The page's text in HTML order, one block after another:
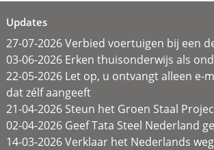
Updates
27-07-2026 Verbied voertuigen bij een
03-06-2026 Erken thuisonderwijs als
22-05-2026 Let op, u ontvangt alleen e-
dat zélf aangeeft
21-04-2026 Steun het Groen Staal
02-04-2026 Geef Tata Steel Nederland
14-03-2026 Verklaar het Nederlands